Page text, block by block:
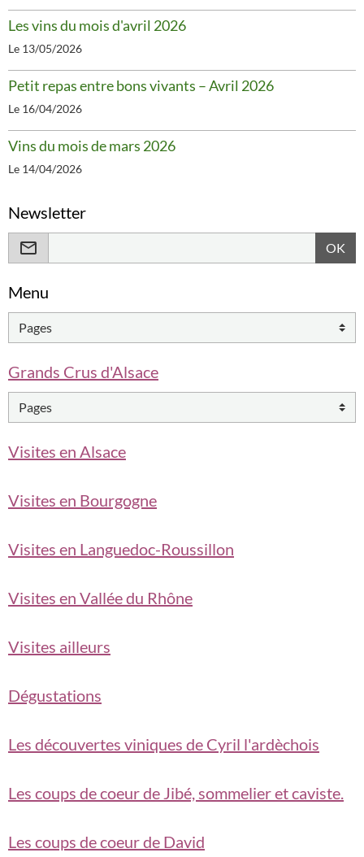
Les vins du mois d'avril 2026
Le 13/05/2026
Petit repas entre bons vivants – Avril 2026
Le 16/04/2026
Vins du mois de mars 2026
Le 14/04/2026
Newsletter
OK
Menu
Grands Crus d'Alsace
Visites en Alsace
Visites en Bourgogne
Visites en Languedoc-Roussillon
Visites en Vallée du Rhône
Visites ailleurs
Dégustations
Les découvertes viniques de Cyril l'ardèchois
Les coups de coeur de Jibé, sommelier et caviste.
Les coups de coeur de David